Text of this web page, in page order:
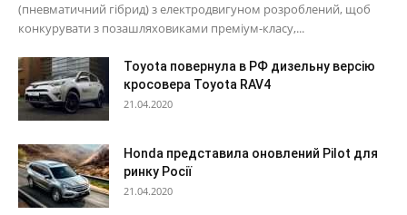
(пневматичний гібрид) з електродвигуном розроблений, щоб
конкурувати з позашляховиками преміум-класу,...
Toyota повернула в РФ дизельну версію
кросовера Toyota RAV4
21.04.2020
Honda представила оновлений Pilot для
ринку Росії
21.04.2020